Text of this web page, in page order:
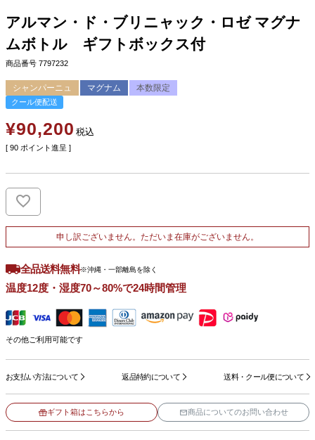
アルマン・ド・ブリニャック・ロゼ マグナ
ムボトル ギフトボックス付
商品番号 7797232
シャンパーニュ マグナム 本数限定
クール便配送
¥90,200 税込
[ 90 ポイント進呈 ]
申し訳ございません。ただいま在庫がございません。
全品送料無料※沖縄・一部離島を除く
温度12度・湿度70～80%で24時間管理
その他ご利用可能です
お支払い方法について 返品特約について 送料・クール便について
ギフト箱はこちらから 商品についてのお問い合わせ